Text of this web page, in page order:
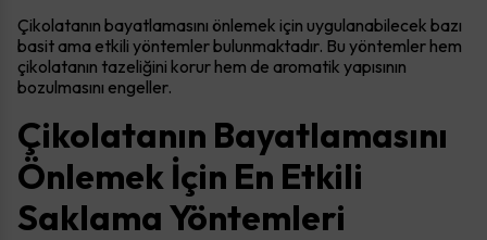
Çikolatanın bayatlamasını önlemek için uygulanabilecek bazı
basit ama etkili yöntemler bulunmaktadır. Bu yöntemler hem
çikolatanın tazeliğini korur hem de aromatik yapısının
bozulmasını engeller.
Çikolatanın Bayatlamasını
Önlemek İçin En Etkili
Saklama Yöntemleri